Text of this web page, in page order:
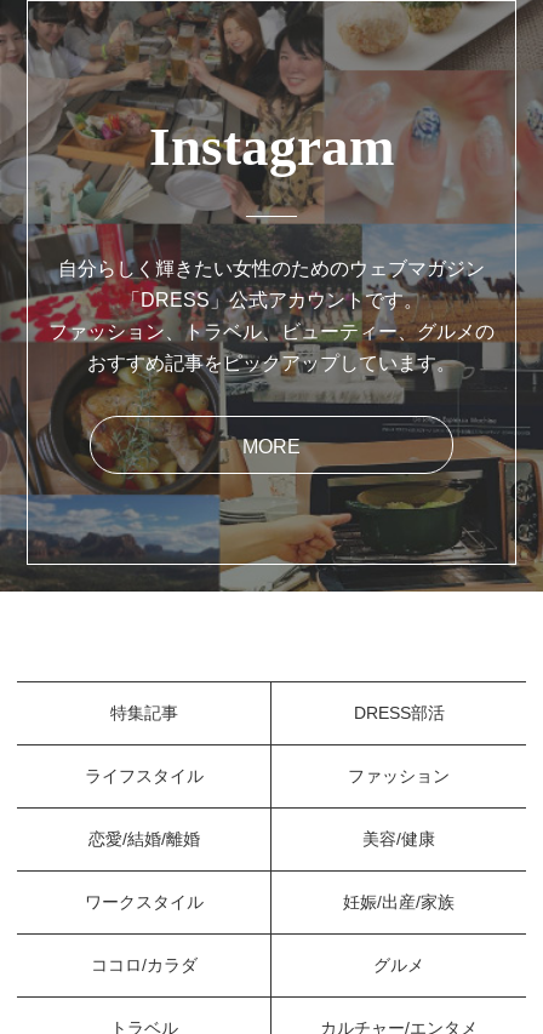
Instagram
自分らしく輝きたい女性のためのウェブマガジン
「DRESS」公式アカウントです。
ファッション、トラベル、ビューティー、グルメの
おすすめ記事をピックアップしています。
MORE
特集記事 DRESS部活
ライフスタイル ファッション
恋愛/結婚/離婚 美容/健康
ワークスタイル 妊娠/出産/家族
ココロ/カラダ グルメ
トラベル カルチャー/エンタメ